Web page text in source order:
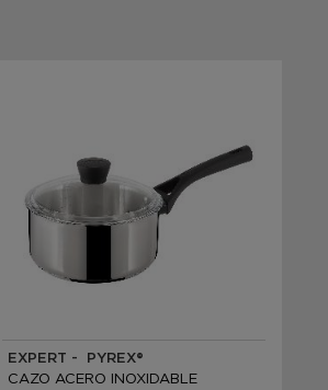
EXPERT - PYREX®
CAZO ACERO INOXIDABLE